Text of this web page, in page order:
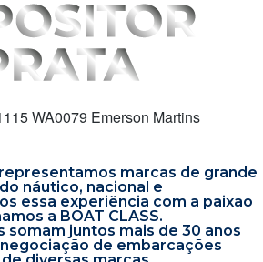
marcas de grande
náutico, nacional e
essa experiência com a paixão
a BOAT CLASS.
somam juntos mais de 30 anos
de embarcações